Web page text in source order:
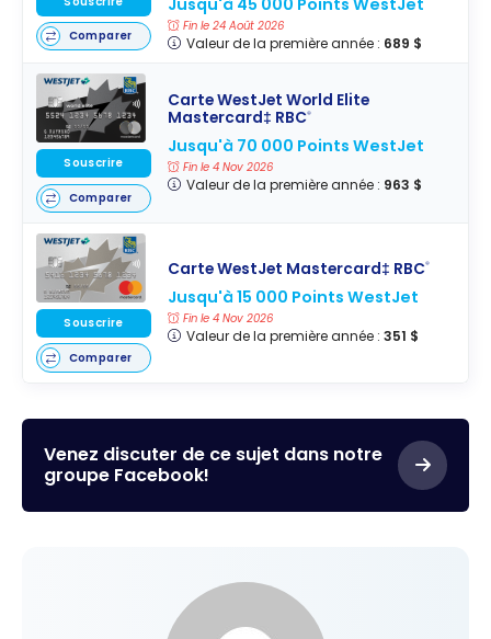
Fin le 24 Août 2026
Valeur de la première année : 689 $
Comparer
Carte WestJet World Elite
Mastercard‡ RBC®
Jusqu'à 70 000 Points WestJet
Fin le 4 Nov 2026
Valeur de la première année : 963 $
Souscrire
Comparer
Carte WestJet Mastercard‡ RBC®
Jusqu'à 15 000 Points WestJet
Fin le 4 Nov 2026
Valeur de la première année : 351 $
Souscrire
Comparer
Venez discuter de ce sujet dans notre
groupe Facebook!